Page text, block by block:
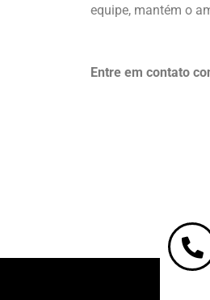
equipe, mantém o
Entre em contato